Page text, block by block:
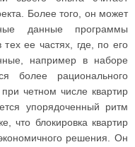
Более того, он может
данные программы
ее частях, где, по его
например в наборе
более рационального
четном числе квартир
упорядоченный ритм
что блокировка квартир
решения. Он